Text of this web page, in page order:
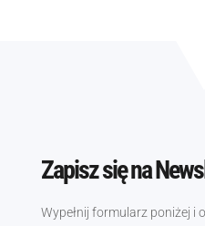
Zapisz się na
Wypełnij formularz poniżej i